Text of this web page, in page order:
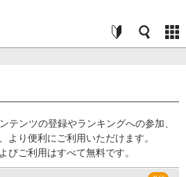
テンツの登録やランキングへの参加、
より便利にご利用いただけます。
びご利用はすべて無料です。